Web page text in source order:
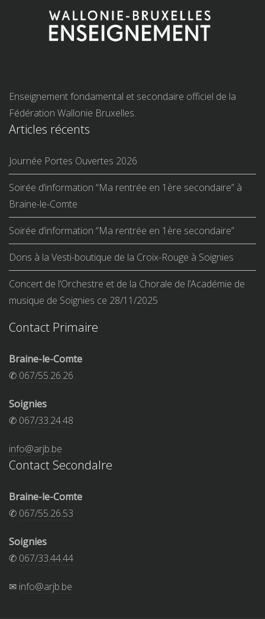
Enseignement fondamental et secondaire officiel de la
Fédération Wallonie Bruxelles.
Articles récents
Journée Portes Ouvertes 2026
Soirée d’information “Ma rentrée en 1ère secondaire” à
Braine-le-Comte
Soirée d’information “Ma rentrée en 1ère secondaire”
Dons à la Vesti-boutique de la Croix-Rouge à Soignies
Concert de l’Orchestre et de la Chorale de l’Académie de
musique de Soignies ce 28/11/2025
Contact Primaire
Braine-le-Comte
✆ 067/55.26.26
Soignies
✆ 067/33.24.48
info@arjb.be
Contact Secondalre
Braine-le-Comte
✆ 067/55.26.53
Soignies
✆ 067/33.44.44
✉ info@arjb.be